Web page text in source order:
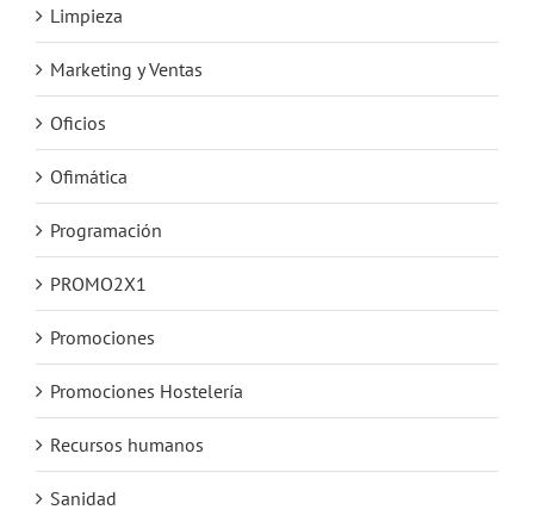
Limpieza
Marketing y Ventas
Oficios
Ofimática
Programación
PROMO2X1
Promociones
Promociones Hostelería
Recursos humanos
Sanidad